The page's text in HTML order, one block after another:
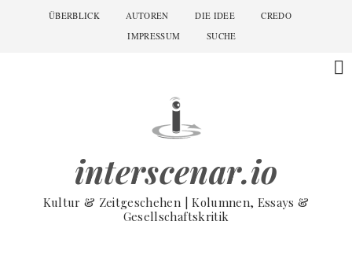
ÜBERBLICK AUTOREN DIE IDEE
CREDO
IMPRESSUM
SUCHE
interscenar.io
Kultur & Zeitgeschehen | Kolumnen, Essays &
Gesellschaftskritik